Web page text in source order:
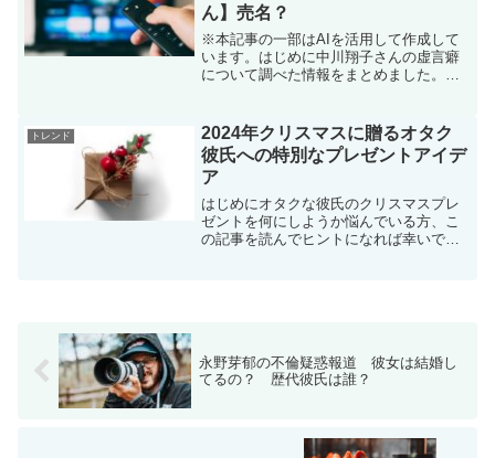
ん】売名？
※本記事の一部はAIを活用して作成して
います。はじめに中川翔子さんの虚言癖
について調べた情報をまとめました。中
いが指摘されており、虚言癖があるので
はないかと疑われていま...
トレンド
2024年クリスマスに贈るオタク
彼氏への特別なプレゼントアイデ
ア
はじめにオタクな彼氏のクリスマスプレ
ゼントを何にしようか悩んでいる方、こ
の記事を読んでヒントになれば幸いで
永野芽郁の不倫疑惑報道 彼女は結婚し
てるの？ 歴代彼氏は誰？